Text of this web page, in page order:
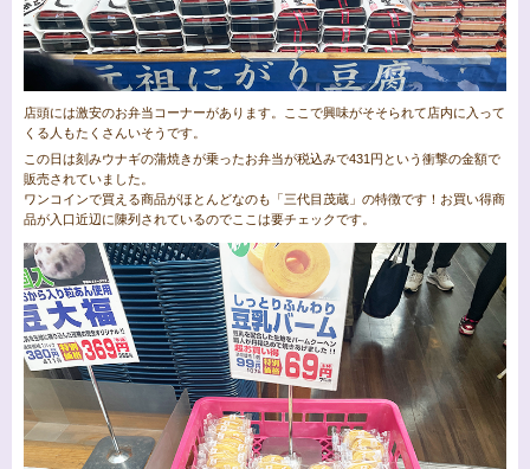
店頭には激安のお弁当コーナーがあります。ここで興味がそそられて店内に入って
くる人もたくさんいそうです。
この日は刻みウナギの蒲焼きが乗ったお弁当が税込みで431円という衝撃の金額で
販売されていました。
ワンコインで買える商品がほとんどなのも「三代目茂蔵」の特徴です！お買い得商
品が入口近辺に陳列されているのでここは要チェックです。